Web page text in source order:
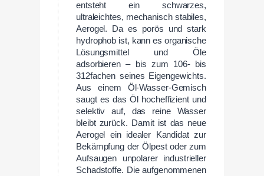
entsteht ein schwarzes,
ultraleichtes, mechanisch stabiles,
Aerogel. Da es porös und stark
hydrophob ist, kann es organische
Lösungsmittel und Öle
adsorbieren – bis zum 106- bis
312fachen seines Eigengewichts.
Aus einem Öl-Wasser-Gemisch
saugt es das Öl hocheffizient und
selektiv auf, das reine Wasser
bleibt zurück. Damit ist das neue
Aerogel ein idealer Kandidat zur
Bekämpfung der Ölpest oder zum
Aufsaugen unpolarer industrieller
Schadstoffe. Die aufgenommenen